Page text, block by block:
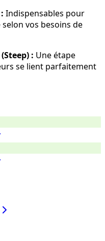
Indispensables pour
vos besoins de
: Une étape
se lient parfaitement